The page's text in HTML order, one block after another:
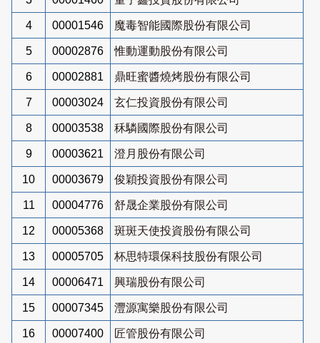
4 00001546 魔毒智能國際股份有限公司
5 00002876 惟動運動股份有限公司
6 00002881 鼎旺蜜醬燒烤股份有限公司
7 00003024 玄仁投資股份有限公司
8 00003538 秝驎國際股份有限公司
9 00003621 澄月股份有限公司
10 00003679 俊穎投資股份有限公司
11 00004776 舒晟企業股份有限公司
12 00005368 斑斑天使投資股份有限公司
13 00005705 杯思特環保科技股份有限公司
14 00006471 興瑞股份有限公司
15 00007345 灃源寓樂股份有限公司
16 00007400 匠管股份有限公司